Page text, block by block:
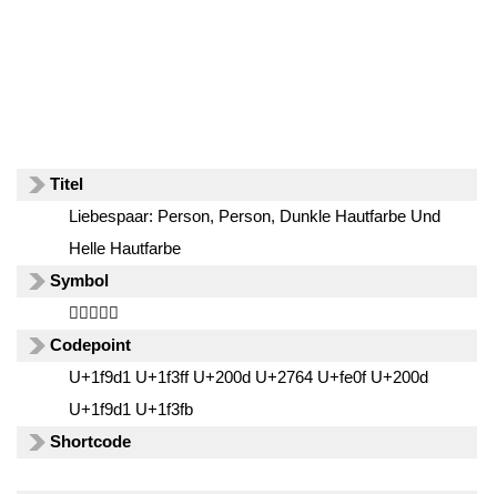
Titel
Liebespaar: Person, Person, Dunkle Hautfarbe Und
Helle Hautfarbe
Symbol
🧑🏿‍❤️‍🧑🏻
Codepoint
U+1f9d1 U+1f3ff U+200d U+2764 U+fe0f U+200d
U+1f9d1 U+1f3fb
Shortcode